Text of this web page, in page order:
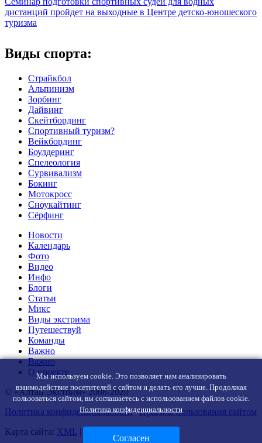
дистанций пройдет на выходные в Центре детско-юношеского
туризма
Виды спорта:
Страйкбол
Альпинизм
Зорбинг
Дайвинг
Скейтбординг
Спортивный туризм?
Вейкбординг
Боулдеринг
Спелеология
Сурвивализм
Бокинг
Мотокросс
Сноукайтинг
Сёрфинг
Новости
Календарь
Фото
Видео
Инфо
Блоги
Статьи
Микс
Виды экстрима
Путешествуй
Команды
Важно
Важно
О проекте
© «Алтай Экстрим» 2008-2020
Политика конфиденциальности|Правила пользования сайтом
Карта сайта: XML |
Мы используем cookie. Это позволяет нам анализировать
взаимодействие посетителей с сайтом и делать его лучше. Продолжая
пользоваться сайтом, вы соглашаетесь с использованием файлов cookie.
Политика конфиденциальности
Согласен